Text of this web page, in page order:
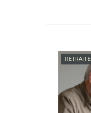
RETRAITE